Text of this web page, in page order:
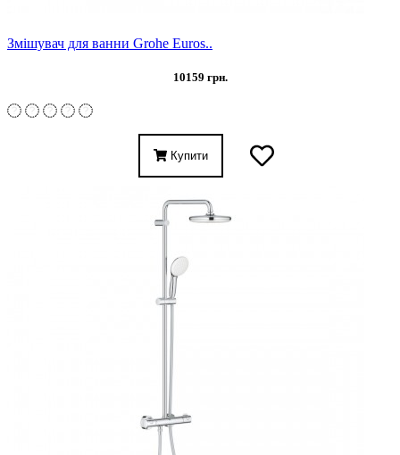
Змішувач для ванни Grohe Euros..
10159 грн.
Купити